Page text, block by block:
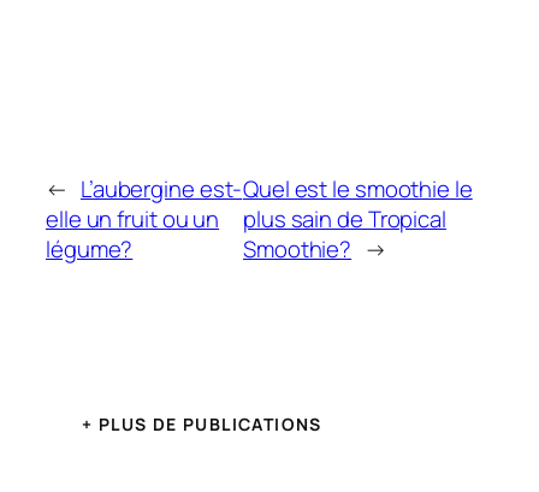
← L’aubergine est-
elle un fruit ou un
légume?
Quel est le smoothie le
plus sain de Tropical
Smoothie? →
+ PLUS DE PUBLICATIONS